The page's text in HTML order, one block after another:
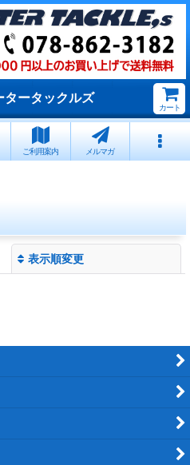
タータックルズ
カート
ご利用案内 メルマガ
表示順変更